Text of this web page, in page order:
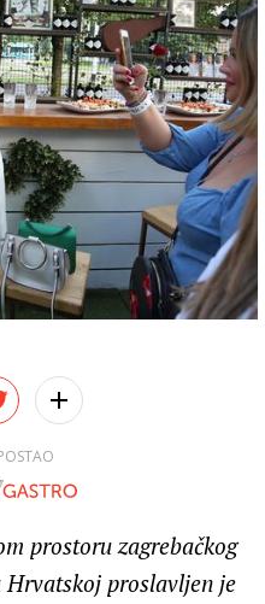
prostoru zagrebačkog
proslavljen je